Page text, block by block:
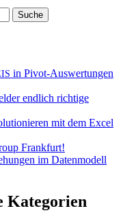
in Pivot-Auswertungen
endlich richtige
mit dem Excel
Frankfurt!
im Datenmodell
Kategorien